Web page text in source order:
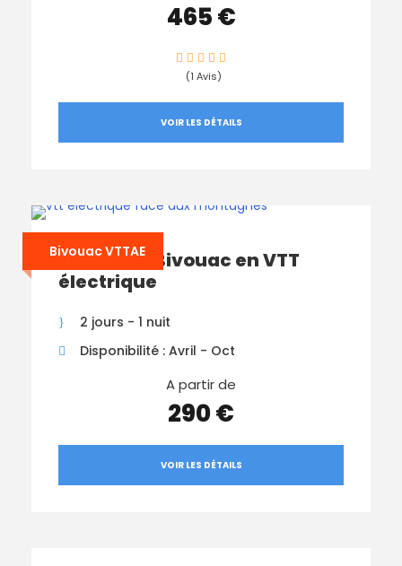
465 €
(1 Avis)
VOIR LES DÉTAILS
Bivouac VTTAE
Weekend Bivouac en VTT
électrique
2 jours - 1 nuit
Disponibilité : Avril - Oct
A partir de
290 €
VOIR LES DÉTAILS